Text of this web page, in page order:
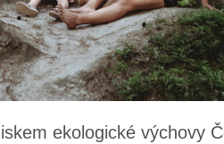
ekologické výchovy